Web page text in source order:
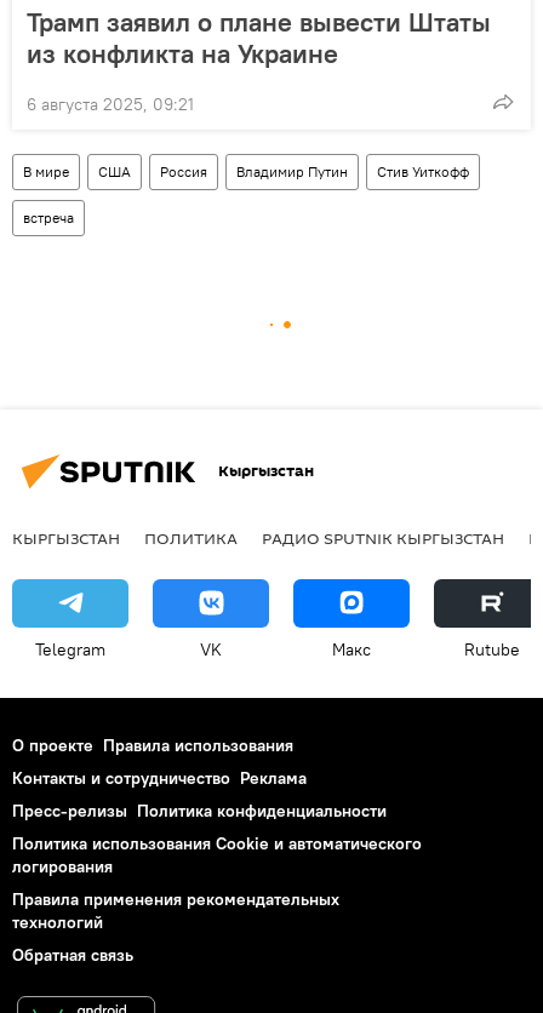
Трамп заявил о плане вывести Штаты
из конфликта на Украине
6 августа 2025, 09:21
В мире США Россия Владимир Путин Стив Уиткофф
встреча
Кыргызстан
КЫРГЫЗСТАН ПОЛИТИКА РАДИО SPUTNIK КЫРГЫЗСТАН
Telegram VK Макс Rutube
О проекте Правила использования
Контакты и сотрудничество Реклама
Пресс-релизы Политика конфиденциальности
Политика использования Cookie и автоматического
логирования
Правила применения рекомендательных
технологий
Обратная связь